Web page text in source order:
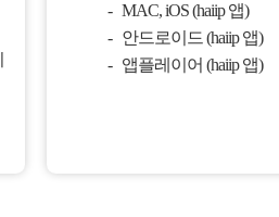
MAC, iOS (haiip 앱)
안드로이드 (haiip 앱)
앱플레이어 (haiip 앱)